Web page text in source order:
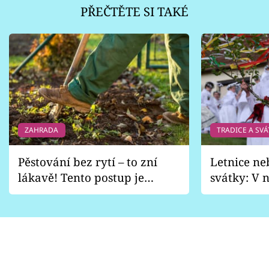
PŘEČTĚTE SI TAKÉ
ZAHRADA
Pěstování bez rytí – to zní
lákavě! Tento postup je
vhodný jen pro některé
TRADICE A
Letnice
svátky: V
pondělí